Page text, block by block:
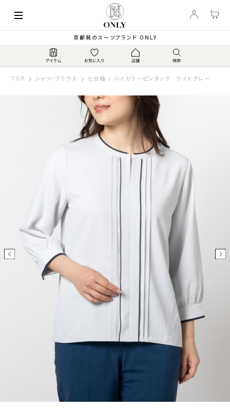
京都発のスーツブランド ONLY
TOP シャツ・ブラウス 七分袖 / バイカラーピンタック ライトグレー